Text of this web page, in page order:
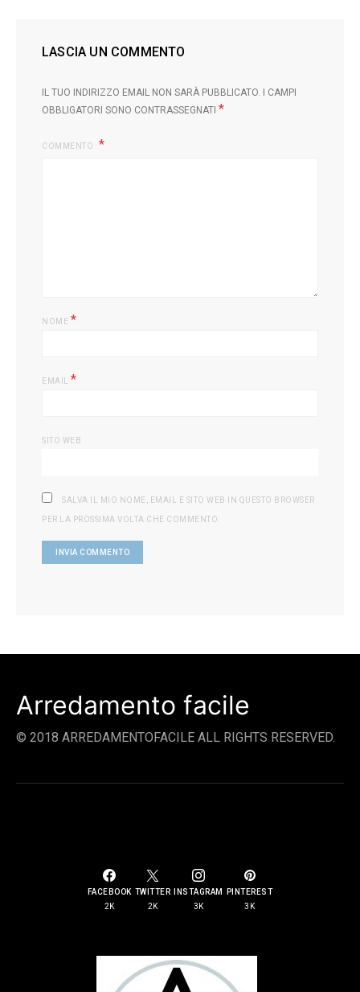
LASCIA UN COMMENTO
IL TUO INDIRIZZO EMAIL NON SARÀ PUBBLICATO.
I CAMPI
OBBLIGATORI SONO CONTRASSEGNATI *
COMMENTO
NOME *
EMAIL *
SITO WEB
SALVA IL MIO NOME, EMAIL E SITO WEB IN QUESTO BROWSER
PER LA PROSSIMA VOLTA CHE COMMENTO.
Arredamento facile
© 2018 ARREDAMENTOFACILE ALL RIGHTS RESERVED.
FACEBOOK
2K
TWITTER
2K
INSTAGRAM
3K
PINTEREST
3K